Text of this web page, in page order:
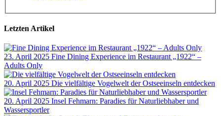
Letzten Artikel
23. April 2025 Fine Dining Experience im Restaurant „1922“ –
Adults Only
20. April 2025 Die vielfältige Vogelwelt der Ostseeinseln entdecken
20. April 2025 Insel Fehmarn: Paradies für Naturliebhaber und
Wassersportler